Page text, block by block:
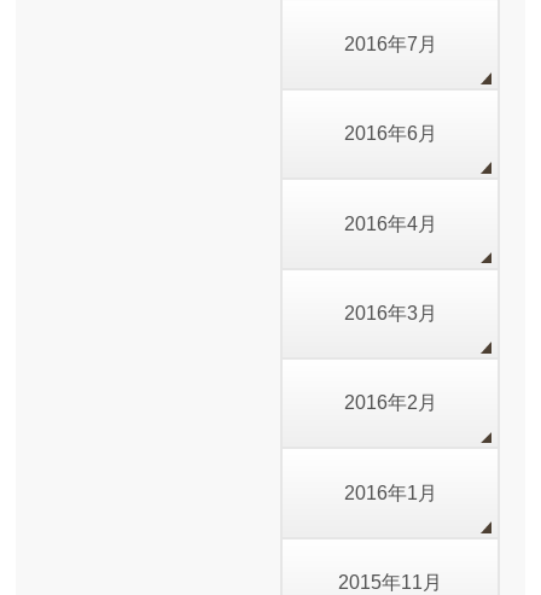
2016年7月
2016年6月
2016年4月
2016年3月
2016年2月
2016年1月
2015年11月